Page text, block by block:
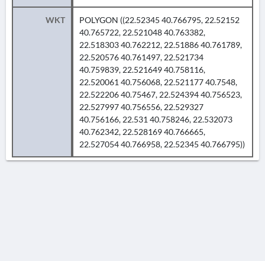
WKT
POLYGON ((22.52345 40.766795, 22.52152
40.765722, 22.521048 40.763382,
22.518303 40.762212, 22.51886 40.761789,
22.520576 40.761497, 22.521734
40.759839, 22.521649 40.758116,
22.520061 40.756068, 22.521177 40.7548,
22.522206 40.75467, 22.524394 40.756523,
22.527997 40.756556, 22.529327
40.756166, 22.531 40.758246, 22.532073
40.762342, 22.528169 40.766665,
22.527054 40.766958, 22.52345 40.766795))